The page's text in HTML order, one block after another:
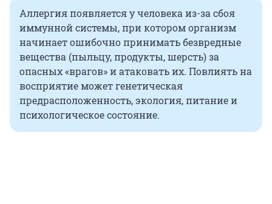
Аллергия появляется у человека из-за сбоя
иммунной системы, при котором организм
начинает ошибочно принимать безвредные
вещества (пыльцу, продукты, шерсть) за
опасных «врагов» и атаковать их. Повлиять на
восприятие может генетическая
предрасположенность, экология, питание и
психологическое состояние.